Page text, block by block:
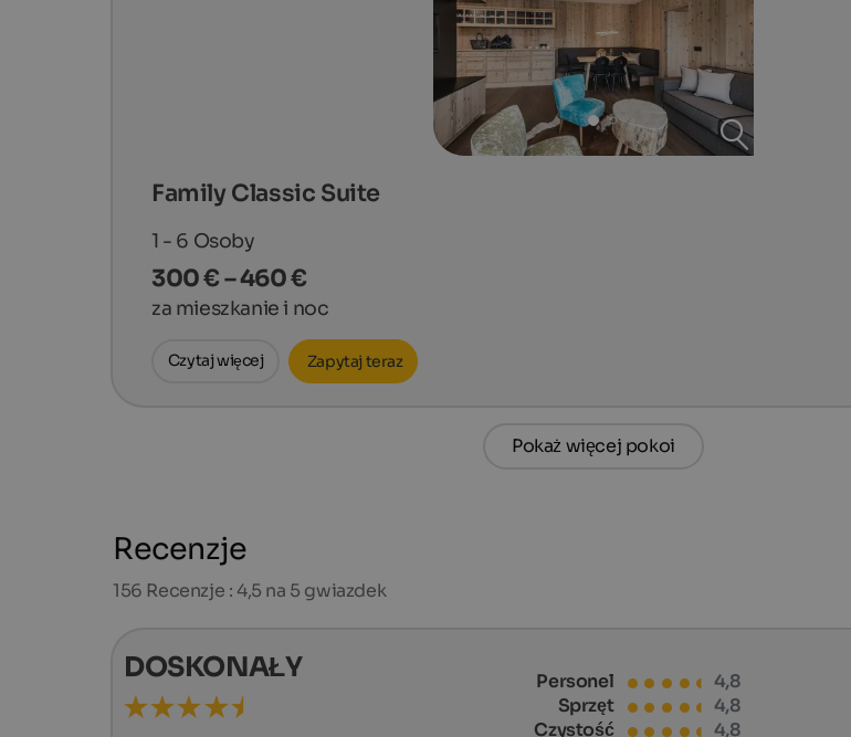
Family Classic Suite
1 - 6 Osoby
300 € – 460 €
za mieszkanie i noc
Czytaj więcej Zapytaj teraz
Pokaż więcej pokoi
Recenzje
156 Recenzje : 4,5 na 5 gwiazdek
DOSKONAŁY Personel
4,8
Sprzęt
4,8
Czystość
4,8